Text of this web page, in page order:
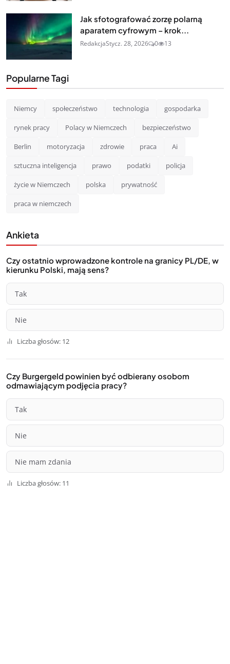
Jak sfotografować zorzę polarną
aparatem cyfrowym – krok...
RedakcjaStycz. 28, 2026 0 13
Popularne Tagi
Niemcy społeczeństwo technologia gospodarka
rynek pracy Polacy w Niemczech bezpieczeństwo
Berlin motoryzacja zdrowie praca Ai
sztuczna inteligencja prawo podatki policja
życie w Niemczech polska prywatność
praca w niemczech
Ankieta
Czy ostatnio wprowadzone kontrole na granicy PL/DE, w
kierunku Polski, mają sens?
Tak
Nie
Liczba głosów: 12
Czy Burgergeld powinien być odbierany osobom
odmawiającym podjęcia pracy?
Tak
Nie
Nie mam zdania
Liczba głosów: 11